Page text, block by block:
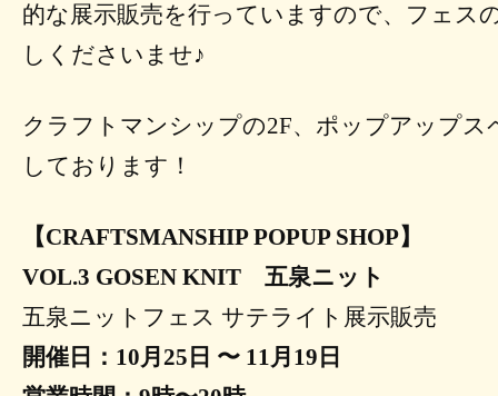
的な展示販売を行っていますので、フェス
しくださいませ♪
クラフトマンシップの2F、ポップアップス
しております！
【CRAFTSMANSHIP POPUP SHOP】
VOL.3 GOSEN KNIT 五泉ニット
五泉ニットフェス サテライト展示販売
開催日：10月25日 〜 11月19日